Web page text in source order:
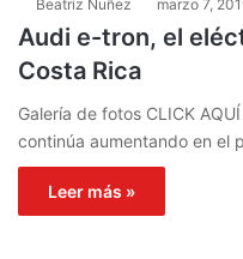
Beatriz Nuñez marzo 7,
Audi e-tron, el
Costa Rica
Galería de fotos CLICK
continúa aumentando en el
Leer más »